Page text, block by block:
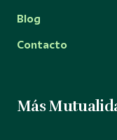
Blog
Contacto
Más